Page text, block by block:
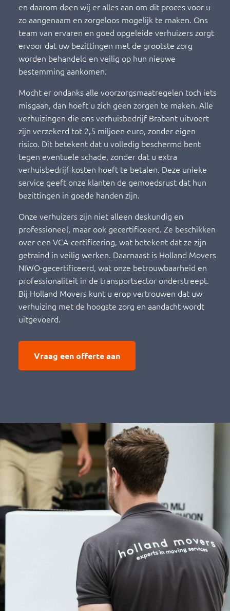
en daarom doen wij er alles aan om dit proces voor u
zo aangenaam en zorgeloos mogelijk te maken. Ons
team van ervaren en goed opgeleide verhuizers zorgt
ervoor dat uw bezittingen met de grootste zorg
worden behandeld en veilig op hun nieuwe
bestemming aankomen.
Mocht er ondanks alle voorzorgsmaatregelen toch iets
misgaan, dan hoeft u zich geen zorgen te maken. Alle
verhuizingen die ons verhuisbedrijf Brabant uitvoert
zijn verzekerd tot 2,5 miljoen euro, zonder eigen
risico. Dit betekent dat u volledig beschermd bent
tegen eventuele schade, zonder dat u extra
verhuisbedrijf kosten hoeft te betalen. Deze unieke
service geeft onze klanten de gemoedsrust dat hun
bezittingen in goede handen zijn.
Onze verhuizers zijn niet alleen deskundig en
professioneel, maar ook gecertificeerd. Ze beschikken
over een VCA-certificering, wat betekent dat ze zijn
getraind in veilig werken. Daarnaast is Holland Movers
NIWO-gecertificeerd, wat onze betrouwbaarheid en
professionaliteit in de transportsector onderstreept.
Bij Holland Movers kunt u erop vertrouwen dat uw
verhuizing met de hoogste zorg en aandacht wordt
uitgevoerd.
Vraag een offerte aan